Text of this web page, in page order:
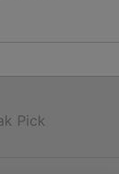
Pick